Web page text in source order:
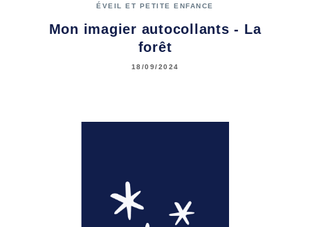
ÉVEIL ET PETITE ENFANCE
Mon imagier autocollants - La
forêt
18/09/2024